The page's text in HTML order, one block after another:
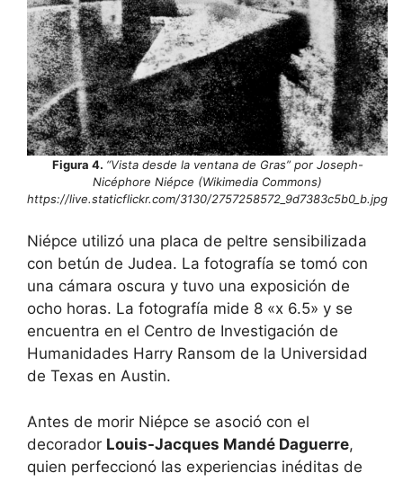
Figura 4. “Vista desde la ventana de Gras” por Joseph-
Nicéphore Niépce (Wikimedia Commons)
https://live.staticflickr.com/3130/2757258572_9d7383c5b0_b.jpg
Niépce utilizó una placa de peltre sensibilizada
con betún de Judea. La fotografía se tomó con
una cámara oscura y tuvo una exposición de
ocho horas. La fotografía mide 8 «x 6.5» y se
encuentra en el Centro de Investigación de
Humanidades Harry Ransom de la Universidad
de Texas en Austin.
Antes de morir Niépce se asoció con el
decorador Louis-Jacques Mandé Daguerre,
quien perfeccionó las experiencias inéditas de